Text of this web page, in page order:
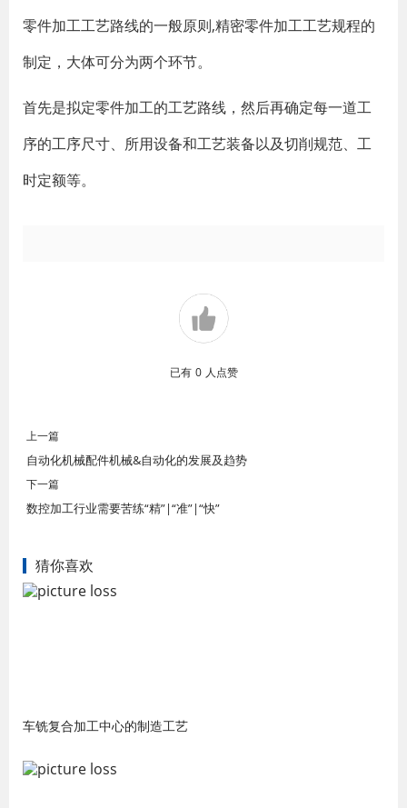
零件加工工艺路线的一般原则,精密零件加工工艺规程的
制定，大体可分为两个环节。
首先是拟定零件加工的工艺路线，然后再确定每一道工
序的工序尺寸、所用设备和工艺装备以及切削规范、工
时定额等。
已有 0 人点赞
上一篇
自动化机械配件机械&自动化的发展及趋势
下一篇
数控加工行业需要苦练“精”|“准”|“快”
猜你喜欢
车铣复合加工中心的制造工艺